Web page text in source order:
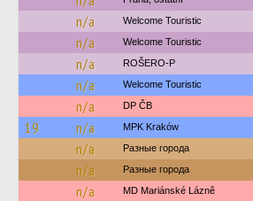
n/a Welcome Touristic
n/a Welcome Touristic
n/a ROŠERO-P
n/a Welcome Touristic
n/a DP ČB
19 n/a MPK Kraków
n/a Разные города
n/a Разные города
n/a MD Mariánské Lázně